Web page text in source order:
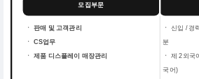
모집부문
ㆍ 판매 및 고객관리
ㆍ CS업무
ㆍ 제품 디스플레이 매장관리
ㆍ 신입 / 경
분
ㆍ 제 2외국
국어)